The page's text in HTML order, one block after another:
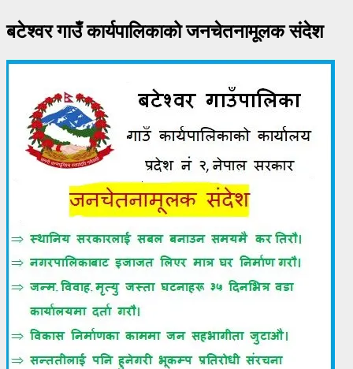
बटेश्वर गाउँ कार्यपालिकाको जनचेतनामूलक संदेश